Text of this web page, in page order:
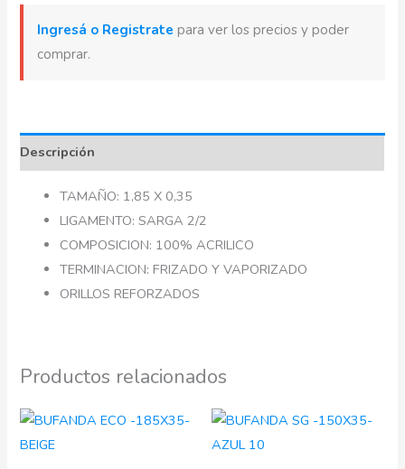
Ingresá o Registrate para ver los precios y poder
comprar.
Descripción
TAMAÑO: 1,85 X 0,35
LIGAMENTO: SARGA 2/2
COMPOSICION: 100% ACRILICO
TERMINACION: FRIZADO Y VAPORIZADO
ORILLOS REFORZADOS
Productos relacionados